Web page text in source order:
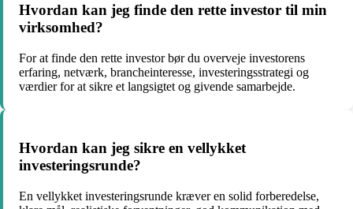
Hvordan kan jeg finde den rette investor til min
virksomhed?
For at finde den rette investor bør du overveje investorens
erfaring, netværk, brancheinteresse, investeringsstrategi og
værdier for at sikre et langsigtet og givende samarbejde.
Hvordan kan jeg sikre en vellykket
investeringsrunde?
En vellykket investeringsrunde kræver en solid forberedelse,